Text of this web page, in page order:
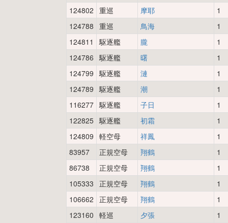
124802 重巡 摩耶
1
124788 重巡 鳥海
1
124811
駆逐艦 朧
1
124786 駆逐艦 曙
1
124799 駆逐艦 漣
1
124789 駆逐艦 潮
1
116277 駆逐艦 子日
1
122825 駆逐艦 初霜
1
124809 軽空母 祥鳳
1
83957
正規空母 翔鶴
1
86738
正規空母 翔鶴
1
105333
正規空母 翔鶴
1
106662 正規空母 翔鶴
1
123160 軽巡 夕張
1